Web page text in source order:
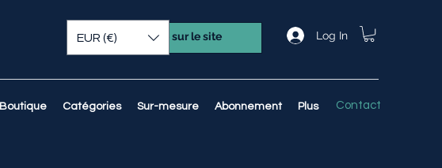
Log In
Boutique Catégories Sur-mesure Abonnement Plus Contact
EUR (€)